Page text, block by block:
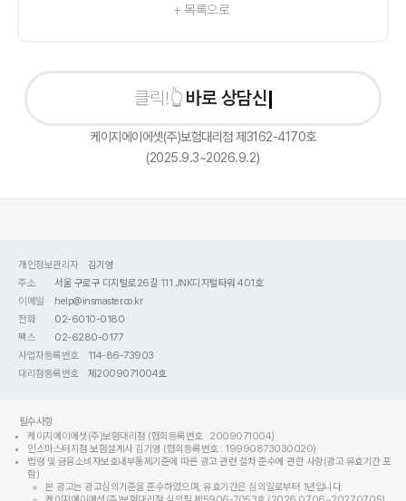
+ 목록으로
바로 상담신청하
케이지에이에셋(주)보험대리점 제3162-4170호
(2025.9.3~2026.9.2)
개인정보관리자
김기영
주소
서울 구로구 디지털로26길 111 JNK디지털타워 401호
이메일
help@insmaster.co.kr
전화
02-6010-0180
팩스
02-6280-0177
사업자등록번호
114-86-73903
대리점등록번호
제2009071004호
필수사항
케이지에이에셋(주)보험대리점 (협회등록번호 : 2009071004)
인스마스터지점 보험설계사 김기영 (협회등록번호 : 19990873030020)
법령 및 금융소비자보호내부통제기준에 따른 광고 관련 절차 준수에 관한 사항(광고 유효기간 포
함)
본 광고는 광고심의기준을 준수하였으며, 유효기간은 심의일로부터 1년입니다.